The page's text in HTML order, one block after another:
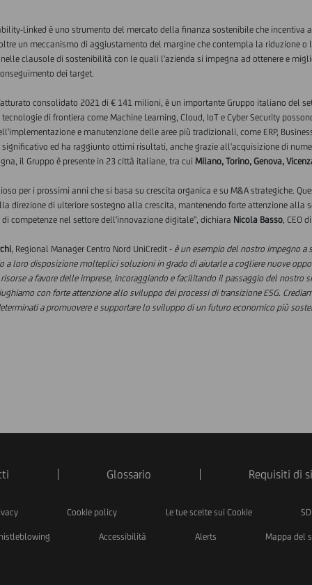
Linked è uno strumento del mercato della finanza sostenibile che incentiva
un meccanismo di aggiustamento del margine che contempla la riduzione
clausole di sostenibilità con le quali l'azienda si impegna ad ottenere e
dei target.
consolidato 2021 di € 141 milioni, è un importante Gruppo italiano del
di frontiera come Machine Learning, Cloud, IoT e Cyber Security
e manutenzione delle aree più tradizionali, come ERP,
ed ha raggiunto ottimi risultati, anche grazie all'acquisizione di
il Gruppo è presente in 23 città italiane, tra cuiMilano, Torino, Genova,
per i prossimi anni che si basa su crescita organica e su M&A strategiche.
direzione di ulteriore sostegno alla crescita, mantenendo forte attenzione alla
competenze nel settore dell'innovazione digitale", dichiara Nicola Basso, CEO
, Regional Manager Centro Nord UniCredit - è un esempio del nostro impegno a
a loro disposizione molteplici soluzioni in grado di aiutarle a cogliere nuove
a favore delle imprese, incoraggiando e facilitando il passaggio del nostro
con forte attenzione allo sviluppo dei processi di transizione ESG.
a promuovere e supportare lo sviluppo di un futuro economico più
Glossario Requisiti di
Cookie policy Le tue scelte sui Cookie
Accessibilità Alerts Mappa del